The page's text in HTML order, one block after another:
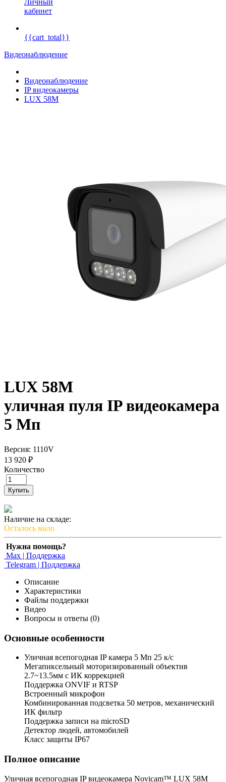
Личный
кабинет
{{cart_total}}
Видеонаблюдение
Видеонаблюдение
IP видеокамеры
LUX 58M
LUX 58M
уличная пуля IP видеокамера
5 Мп
Версия: 1110V
13 920 ₽
Количество
Купить
Наличие на складе:
Осталось мало
Нужна помощь?
Max | Поддержка
Telegram | Поддержка
Описание
Характеристики
Файлы поддержки
Видео
Вопросы и ответы (0)
Основные особенности
Уличная всепогодная IP камера 5 Мп 25 к/с
Мегапиксельный моторизированный объектив
2.7~13.5мм c ИК коррекцией
Поддержка ONVIF и RTSP
Встроенный микрофон
Комбинированная подсветка 50 метров, механический
ИК фильтр
Поддержка записи на microSD
Детектор людей, автомобилей
Класс защиты IP67
Полное описание
Уличная всепогодная IP видеокамера Novicam™ LUX 58M